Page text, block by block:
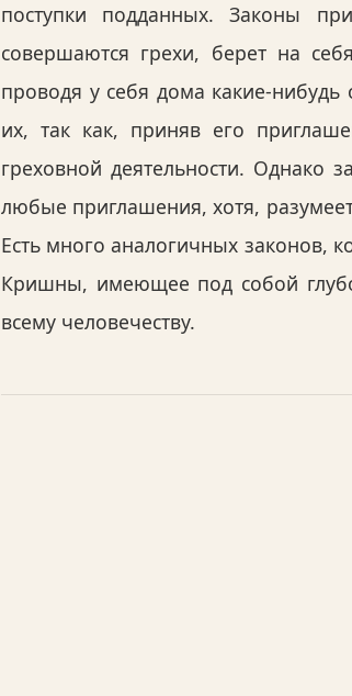
поступки подданных. Законы
совершаются грехи, берет на
проводя у себя дома какие-
их, так как, приняв его
греховной деятельности. Однако
любые приглашения, хотя,
Есть много аналогичных законов,
Кришны, имеющее под собой
всему человечеству.